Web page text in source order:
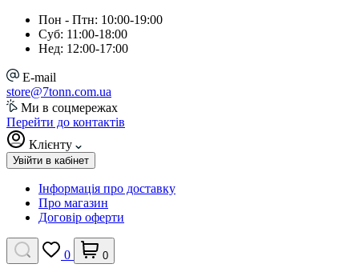
Пон - Птн: 10:00-19:00
Суб: 11:00-18:00
Нед: 12:00-17:00
E-mail
store@7tonn.com.ua
Ми в соцмережах
Перейти до контактів
Клієнту
Увійти в кабінет
Інформація про доставку
Про магазин
Договір оферти
0 0